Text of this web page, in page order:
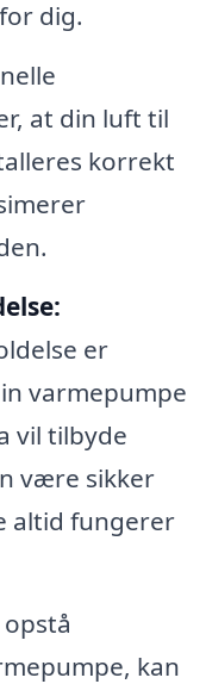
dig.
at din luft til
korrekt
er
varmepumpe
vil tilbyde
være sikker
altid fungerer
kan